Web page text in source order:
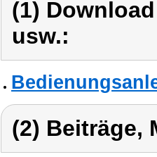
(1)
usw.:
(2) Beiträge,